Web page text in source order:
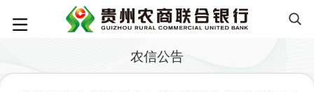
农信公告